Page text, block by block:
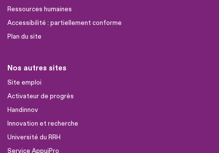
Ressources humaines
Accessibilité : partiellement conforme
Plan du site
Nos autres sites
Site emploi
Activateur de progrès
Handinnov
Innovation et recherche
Université du RRH
Service AppuiPro